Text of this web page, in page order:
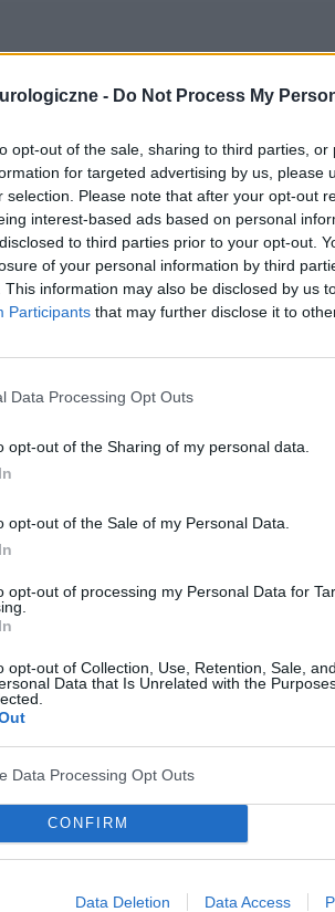
- Do Not Process My
opt-out of the sale, sharing to third parties,
for targeted advertising by us, please
selection. Please note that after your opt-out
interest-based ads based on personal
to third parties prior to your opt-out.
of your personal information by third
This information may also be disclosed by us
Participants that may further disclose it to
Data Processing Opt Outs
opt-out of the Sharing of my personal data.
opt-out of the Sale of my Personal Data.
opt-out of processing my Personal Data for
opt-out of Collection, Use, Retention, Sale,
Data that Is Unrelated with the
Data Processing Opt Outs
CONFIRM
Data Deletion Data Access
specjalisty od przewlekłej migreny.
w hłowie przy wodogłowiu.Czy to wogóle
do pisania o tej chorobie ponieważ
w październiku 2025r, po wizycie u
przyczyną prawdopodobnie jest zespół
lutym 2026r. Zawroty są dalej, trwają cały
ból głowy, zawroty, nudności, na drugi
przed zabiegiem plus ciśnienie 160/103
tabletki spadło ciśnienie do 130-140,
tzw skoki ciśnienia co 5 minut: 141/89